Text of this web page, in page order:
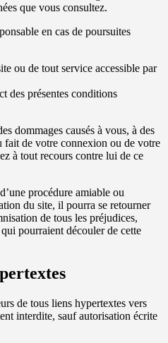
que vous consultez.
en cas de poursuites
ou de tout service accessible par
des présentes conditions
dommages causés à vous, à des
fait de votre connexion ou de votre
à tout recours contre lui de ce
procédure amiable ou
du site, il pourra se retourner
de tous les préjudices,
pourraient découler de cette
de tous liens hypertextes vers
interdite, sauf autorisation écrite